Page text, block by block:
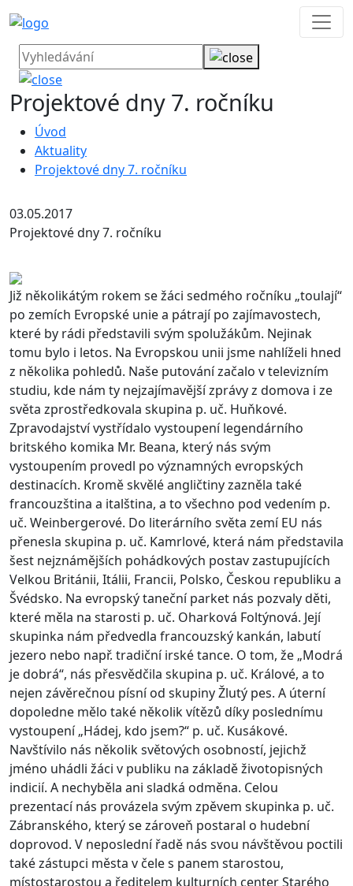
Projektové dny 7. ročníku
Úvod
Aktuality
Projektové dny 7. ročníku
03.05.2017
Projektové dny 7. ročníku
Již několikátým rokem se žáci sedmého ročníku „toulají“
po zemích Evropské unie a pátrají po zajímavostech,
které by rádi představili svým spolužákům. Nejinak
tomu bylo i letos. Na Evropskou unii jsme nahlíželi hned
z několika pohledů. Naše putování začalo v televizním
studiu, kde nám ty nejzajímavější zprávy z domova i ze
světa zprostředkovala skupina p. uč. Huňkové.
Zpravodajství vystřídalo vystoupení legendárního
britského komika Mr. Beana, který nás svým
vystoupením provedl po významných evropských
destinacích. Kromě skvělé angličtiny zazněla také
francouzština a italština, a to všechno pod vedením p.
uč. Weinbergerové. Do literárního světa zemí EU nás
přenesla skupina p. uč. Kamrlové, která nám představila
šest nejznámějších pohádkových postav zastupujících
Velkou Británii, Itálii, Francii, Polsko, Českou republiku a
Švédsko. Na evropský taneční parket nás pozvaly děti,
které měla na starosti p. uč. Oharková Foltýnová. Její
skupinka nám předvedla francouzský kankán, labutí
jezero nebo např. tradiční irské tance. O tom, že „Modrá
je dobrá“, nás přesvědčila skupina p. uč. Králové, a to
nejen závěrečnou písní od skupiny Žlutý pes. A úterní
dopoledne mělo také několik vítězů díky poslednímu
vystoupení „Hádej, kdo jsem?“ p. uč. Kusákové.
Navštívilo nás několik světových osobností, jejichž
jméno uhádli žáci v publiku na základě životopisných
indicií. A nechyběla ani sladká odměna. Celou
prezentací nás provázela svým zpěvem skupinka p. uč.
Zábranského, který se zároveň postaral o hudební
doprovod. V neposlední řadě nás svou návštěvou poctili
také zástupci města v čele s panem starostou,
místostarostou a ředitelem kulturních center Starého